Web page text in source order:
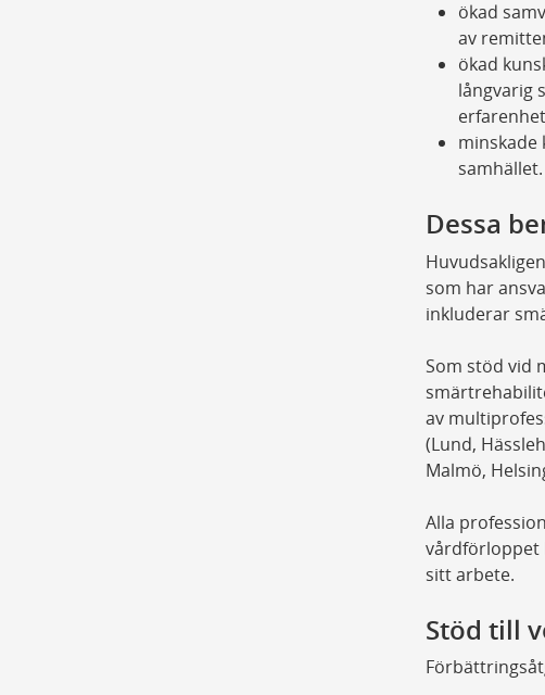
ökad
av
ökad
långvarig
erfarenhet
minskade
samhället.
Dessa
som har
inkluderar
Som stöd vid
av
(Lund,
Malmö,
Alla
vårdförloppet
sitt arbete.
Stöd till